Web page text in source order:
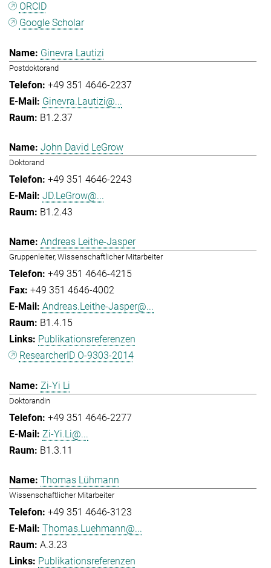
ORCID
Google Scholar
Ginevra Lautizi
Postdoktorand
+49 351 4646-2237
Ginevra.Lautizi@...
B1.2.37
John David LeGrow
Doktorand
+49 351 4646-2243
JD.LeGrow@...
B1.2.43
Andreas Leithe-Jasper
Gruppenleiter, Wissenschaftlicher Mitarbeiter
+49 351 4646-4215
+49 351 4646-4002
Andreas.Leithe-Jasper@...
B1.4.15
Publikationsreferenzen
ResearcherID O-9303-2014
Zi-Yi Li
Doktorandin
+49 351 4646-2277
Zi-Yi.Li@...
B1.3.11
Thomas Lühmann
Wissenschaftlicher Mitarbeiter
+49 351 4646-3123
Thomas.Luehmann@...
A.3.23
Publikationsreferenzen